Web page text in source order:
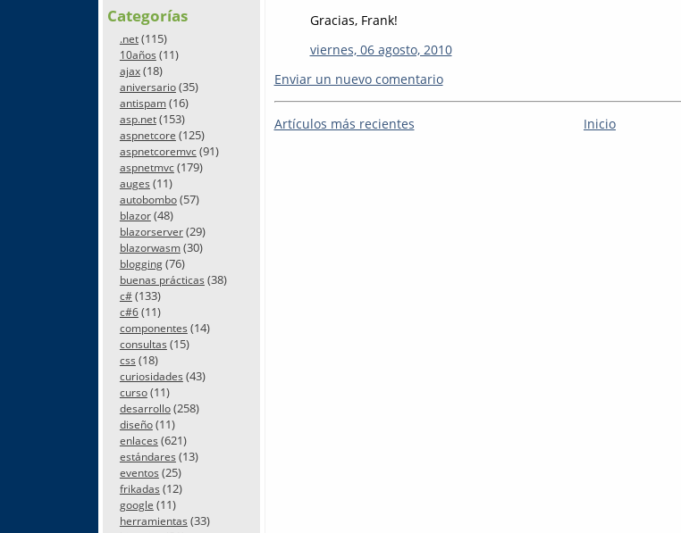
Categorías
.net(115)
10años (11)
ajax(18)
aniversario(35)
antispam(16)
asp.net(153)
aspnetcore (125)
aspnetcoremvc(91)
aspnetmvc(179)
auges (11)
autobombo(57)
blazor(48)
blazorserver(29)
blazorwasm(30)
blogging(76)
buenas prácticas (38)
c#(133)
c#6(11)
componentes (14)
consultas (15)
css (18)
curiosidades (43)
curso(11)
desarrollo(258)
diseño(11)
enlaces (621)
estándares (13)
eventos (25)
frikadas (12)
google (11)
herramientas (33)
Gracias, Frank!
viernes, 06 agosto, 2010
Enviar un nuevo comentario
Artículos más recientes Inicio